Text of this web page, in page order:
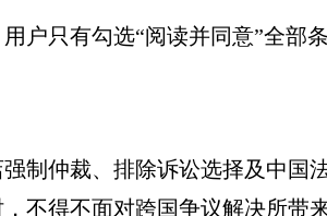
只有勾选“阅读并同意”全部
制仲裁、排除诉讼选择及中国
不得不面对跨国争议解决所带